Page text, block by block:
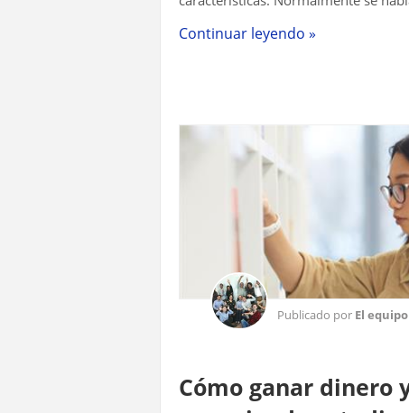
Continuar leyendo »
Publicado por El
Cómo ganar dinero